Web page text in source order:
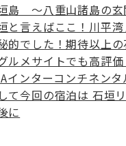
島 ～八重山諸島の玄
と言えばここ！川平
的でした！期待以上
ルメサイトでも高評
インターコンチネンタ
て今回の宿泊は 石垣
に